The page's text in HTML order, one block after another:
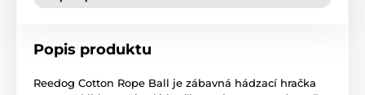
Popis produktu
Reedog Cotton Rope Ball je zábavná hádzací hračka